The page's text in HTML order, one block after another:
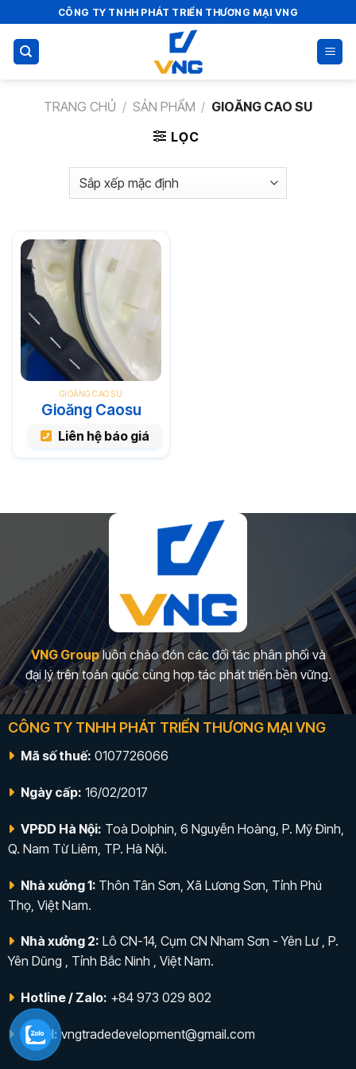
qua
dung
CÔNG TY TNHH PHÁT TRIỂN THƯƠNG MẠI VNG
TRANG CHỦ / SẢN PHẨM / GIOĂNG CAO SU
LỌC
GIOĂNG CAO SU
Gioăng Caosu
Liên hệ báo giá
VNG Groupluôn chào đón các đối tác phân phối và
đại lý trên toàn quốc cùng hợp tác phát triển bền vững.
CÔNG TY TNHH PHÁT TRIỂN THƯƠNG MẠI VNG
Mã số thuế: 0107726066
Ngày cấp: 16/02/2017
VPĐD Hà Nội: Toà Dolphin, 6 Nguyễn Hoàng, P. Mỹ Đình,
Q. Nam Từ Liêm, TP. Hà Nội.
Nhà xưởng 1: Thôn Tân Sơn, Xã Lương Sơn, Tỉnh Phú
Thọ, Việt Nam.
Nhà xưởng 2: Lô CN-14, Cụm CN Nham Sơn - Yên Lư , P.
Yên Dũng , Tỉnh Bắc Ninh , Việt Nam.
Hotline / Zalo: +84 973 029 802
Email:vngtradedevelopment@gmail.com